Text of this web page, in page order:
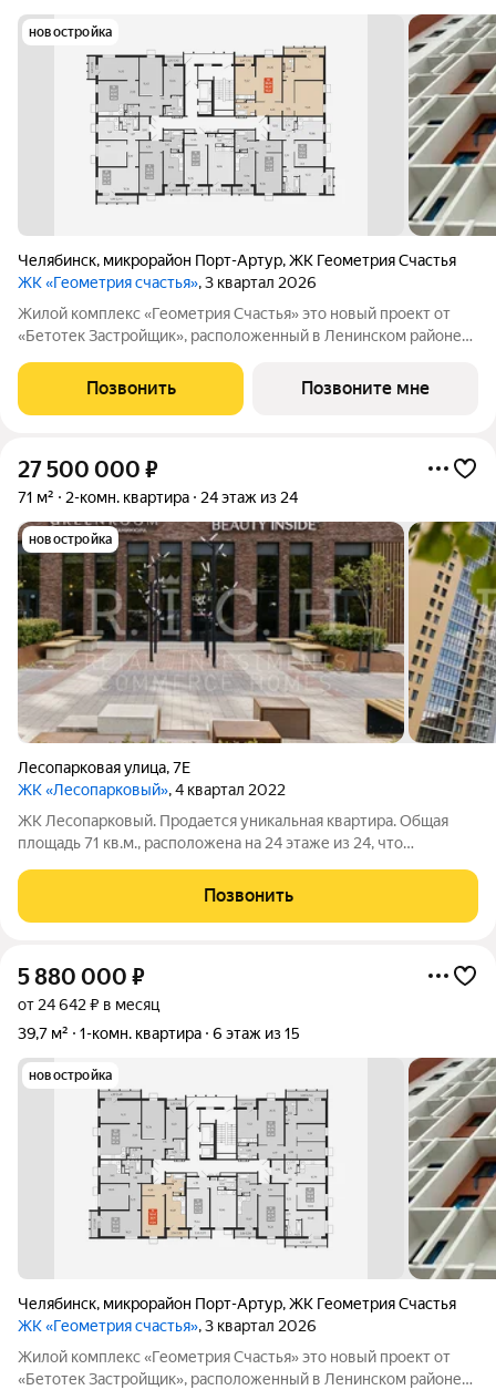
новостройка
Челябинск, микрорайон Порт-Артур,ЖК Геометрия Счастья
ЖК «Геометрия счастья», 3 квартал 2026
Жилой комплекс «Геометрия Счастья» это новый проект от
«Бетотек Застройщик», расположенный в Ленинском районе
этажный дом комфорт-класса из трехслойных панелей завода
«Бетотек». В доме
Позвонить Позвоните мне
27 500 000 ₽
71 м² 2-комн. квартира 24 этаж из 24
новостройка
Лесопарковая улица,7Е
ЖК «Лесопарковый», 4 квартал 2022
ЖК Лесопарковый. Продается уникальная квартира. Общая
площадь 71 кв.м., расположена на 24 этаже из 24, что
комфорт, стиль и современное
Позвонить
5 880 000 ₽
от 24 642 ₽ в месяц
39,7 м²
1-комн. квартира 6 этаж из 15
новостройка
Челябинск, микрорайон Порт-Артур,ЖК Геометрия Счастья
ЖК «Геометрия счастья», 3 квартал 2026
Жилой комплекс «Геометрия Счастья» это новый проект от
«Бетотек Застройщик», расположенный в Ленинском районе